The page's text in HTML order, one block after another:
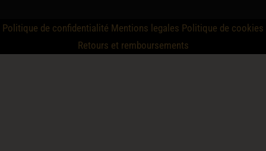
Politique de confidentialité Mentions legales Politique de cookies
Retours et remboursements